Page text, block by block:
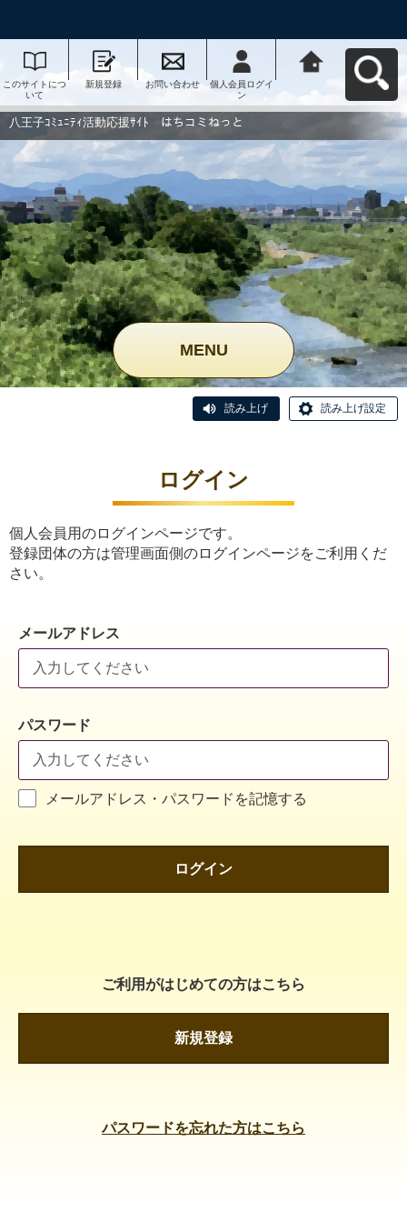
このサイトにつ
いて
新規登録 お問い合わせ
個人会員ログイ
ン
動応援ｻｲﾄ はち
コミねっとへ戻
八王子ｺﾐｭﾆﾃｨ活動応援ｻｲﾄ はちコミねっと
MENU
読み上げ 読み上げ設定
ログイン
個人会員用のログインページです。
登録団体の方は管理画面側のログインページをご利用くだ
さい。
メールアドレス
パスワード
メールアドレス・パスワードを記憶する
ログイン
ご利用がはじめての方はこちら
新規登録
パスワードを忘れた方はこちら